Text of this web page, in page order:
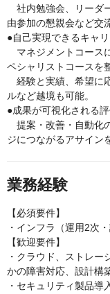
社内勉強会、リーダ
由参加の懇親会など交
●自己実現できるキャ
マネジメントコース
ペシャリストコースを
経験と実績、希望に
ルなど越境も可能。
●成果が可視化される
提案・改善・自動化
ジにつながるアサイン
業務経験
【必須要件】
・インフラ（運用2次
【歓迎要件】
・クラウド、ストレ
かの障害対応、設計構
・セキュリティ製品導